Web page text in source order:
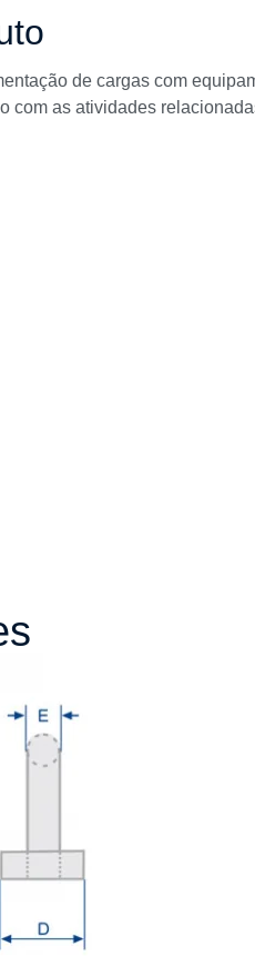
de cargas com
com as atividades